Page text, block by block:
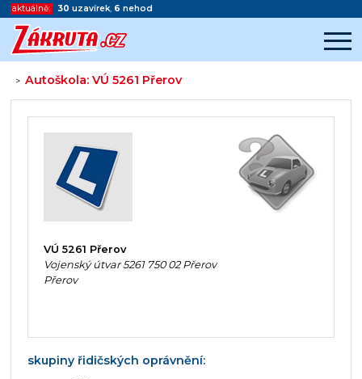
aktuálně: 30 uzavírek, 6 nehod
>Autoškola: VÚ 5261 Přerov
Začátek reklamy
Konec reklamy
VÚ 5261 Přerov
Vojenský útvar 5261 750 02 Přerov
Přerov
skupiny řidičských oprávnění: